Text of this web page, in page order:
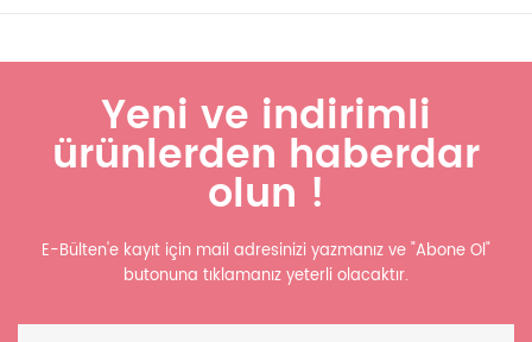
Yeni ve indirimli
ürünlerden haberdar
olun !
E-Bülten'e kayıt için mail adresinizi yazmanız ve "Abone Ol"
butonuna tıklamanız yeterli olacaktır.